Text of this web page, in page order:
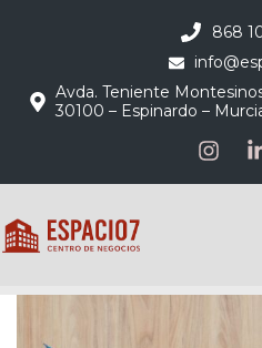
868
Avda. Teniente
30100 – Espinardo –